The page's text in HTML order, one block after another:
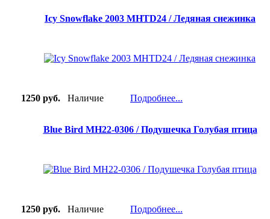
Icy Snowflake 2003 MHTD24 / Ледяная снежинка
1250 руб. Наличие Подробнее...
Blue Bird MH22-0306 / Подушечка Голубая птица
1250 руб. Наличие Подробнее...